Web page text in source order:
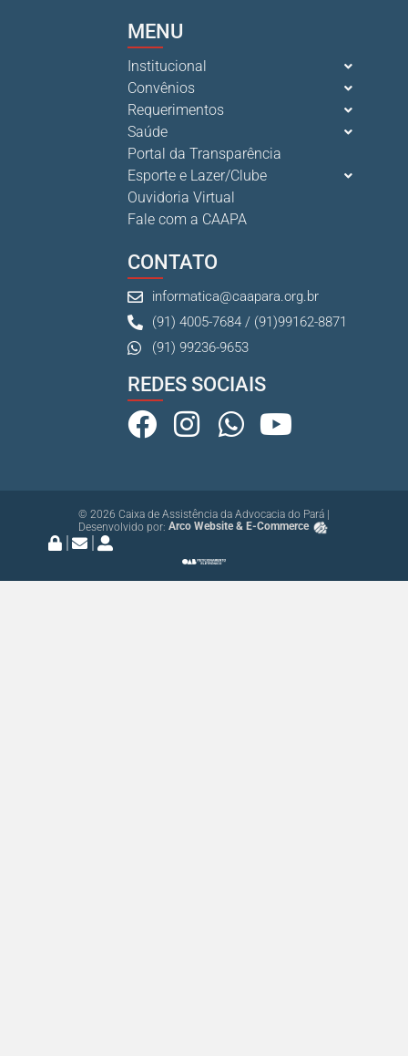
O verão chegou, e o Clube da Advocacia está de p s...
10 De Julho De 2026
Ganhar tempo, automatizar tarefas e aumentar a pro s...
MENU
Institucional
Convênios
Requerimentos
Saúde
Portal da Transparência
Esporte e Lazer/Clube
Ouvidoria Virtual
Fale com a CAAPA
CONTATO
informatica@caapara.org.br
(91) 4005-7684 / (91)99162-8871
(91) 99236-9653
REDES SOCIAIS
© 2026 Caixa de Assistência da Advocacia do Pará |
Desenvolvido por: Arco Website & E-Commerce